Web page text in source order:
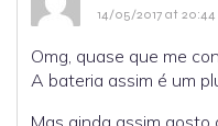
14/05/2017 at 20:44
Omg, quase que me
A bateria assim é um
Mas ainda assim gosto